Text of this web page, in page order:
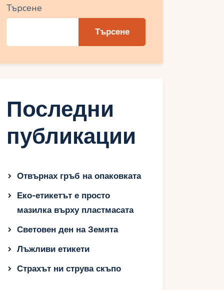
Търсене
Търсене
Последни
публикации
Отвърнах гръб на опаковката
Еко-етикетът е просто
мазилка върху пластмасата
Световен ден на Земята
Лъжливи етикети
Страхът ни струва скъпо